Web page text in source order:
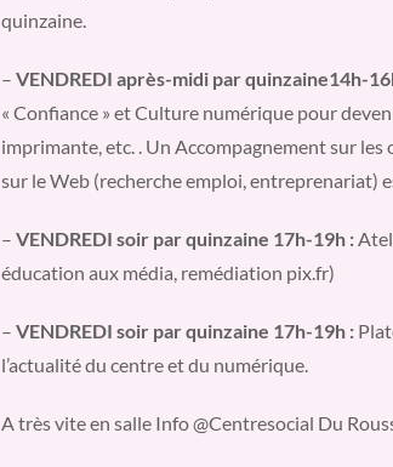
quinzaine.
– VENDREDI après-midi par quinzaine14h-
« Confiance » et Culture numérique pour
imprimante, etc. . Un Accompagnement sur
sur le Web (recherche emploi, entreprenariat)
– VENDREDI soir par quinzaine 17h-19h :
éducation aux média, remédiation pix.fr)
– VENDREDI soir par quinzaine 17h-19h :
l’actualité du centre et du numérique.
A très vite en salle Info @Centresocial Du